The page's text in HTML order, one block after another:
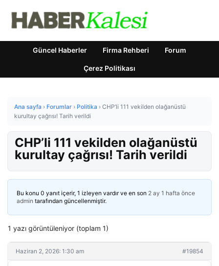
Güncel Haberler Firma Rehberi Forum
Çerez Politikası
Ana sayfa › Forumlar › Politika › CHP’li 111 vekilden olağanüstü
kurultay çağrısı! Tarih verildi
CHP’li 111 vekilden olağanüstü
kurultay çağrısı! Tarih verildi
Bu konu 0 yanıt içerir, 1 izleyen vardır ve en son 2 ay 1 hafta önce
admin tarafından güncellenmiştir.
1 yazı görüntüleniyor (toplam 1)
Haziran 2, 2026: 1:30 am #19854